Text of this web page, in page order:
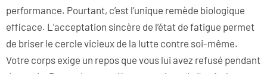
performance. Pourtant, c’est l’unique remède biologique
efficace. L’acceptation sincère de l’état de fatigue permet
de briser le cercle vicieux de la lutte contre soi-même.
Votre corps exige un repos que vous lui avez refusé pendant